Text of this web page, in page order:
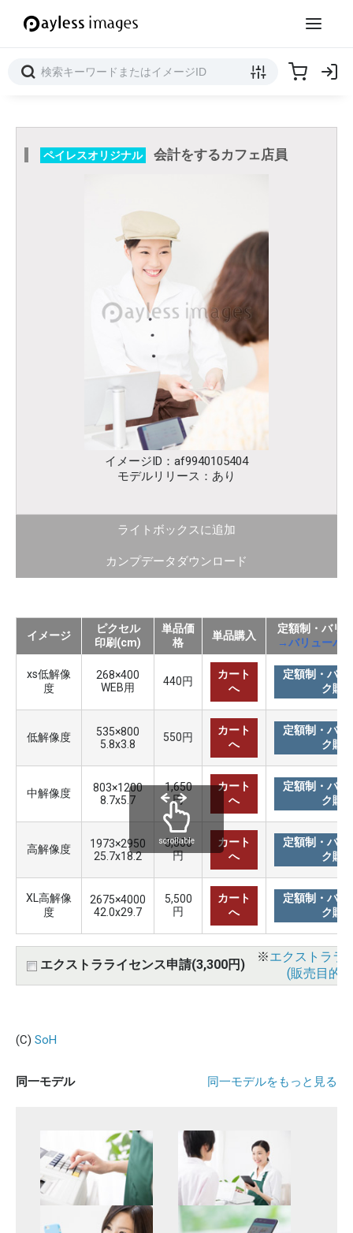
ペイレスオリジナル 会計をするカフェ店員
イメージID：af9940105404
モデルリリース：あり
ライトボックスに追加
カンプデータダウンロード
イメージ
ピクセル
印刷(cm)
単品価
格
単品購入
定額制・バリ
→バリューパ
xs低解像
度
268×400
WEB用
440円
カート
へ
定額制・バリ
ク購
低解像度
535×800
5.8x3.8
550円
カート
へ
定額制・バリ
ク購
中解像度
803×1200
8.7x5.7
1,650
円
カート
へ
定額制・バリ
ク購
高解像度
1973×2950
25.7x18.2
3,300
円
カート
へ
定額制・バリ
ク購
XL高解像
度
2675×4000
42.0x29.7
5,500
円
カート
へ
定額制・バリ
ク購
エクストラライセンス申請(3,300円)
※エクストララ
(販売目的
scrollable
(C) SoH
同一モデル 同一モデルをもっと見る